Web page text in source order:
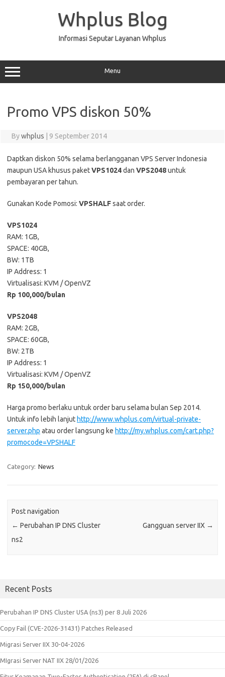
Whplus Blog
Informasi Seputar Layanan Whplus
Menu
Promo VPS diskon 50%
Bywhplus 9 September 2014
Daptkan diskon 50% selama berlangganan VPS Server Indonesia
maupun USA khusus paketVPS1024dan VPS2048untuk
pembayaran per tahun.
Gunakan Kode Pomosi: VPSHALFsaat order.
VPS1024
RAM: 1GB,
SPACE: 40GB,
BW: 1TB
IP Address: 1
Virtualisasi: KVM / OpenVZ
Rp 100,000/bulan
VPS2048
RAM: 2GB,
SPACE: 60GB,
BW: 2TB
IP Address: 1
Virtualisasi: KVM / OpenVZ
Rp 150,000/bulan
Harga promo berlaku untuk order baru selama bulan Sep 2014.
Untuk info lebih lanjut http://www.whplus.com/virtual-private-
server.php atau order langsung ke http://my.whplus.com/cart.php?
promocode=VPSHALF
Category: News
Post navigation
← Perubahan IP DNS Cluster
ns2
Gangguan server IIX →
Recent Posts
Perubahan IP DNS Cluster USA (ns3) per 8 Juli 2026
Copy Fail (CVE-2026-31431) Patches Released
Migrasi Server IIX 30-04-2026
MIgrasi Server NAT IIX 28/01/2026